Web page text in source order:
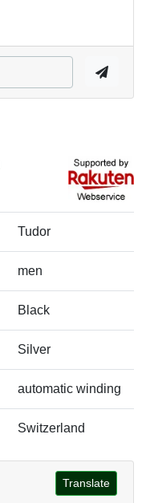
Tudor
men
Black
Silver
automatic winding
Switzerland
Translate